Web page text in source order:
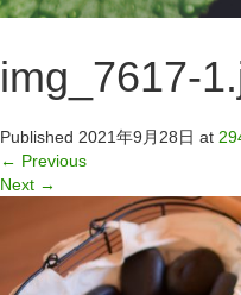
img_7617-
Published 2021年9月28日 at
← Previous
Next →